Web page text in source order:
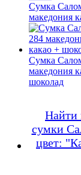
Сумка
македония
Сумка
македония
шоколад
Найти
сумки
цвет: